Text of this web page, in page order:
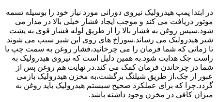
در ابتدا پمپ هیدرولیک نیروی دورانی مورد نیاز خود را بوسیله تسمه
موتور دریافت می کند و موجب ایجاد فشار خیلی بالا در مدار می
شود.سپس روغن به فشار بالا را از طریق لوله فشار قوی به پشت
شیر هیدرولیک می رساند.سوراخ های روی این شیر سبب می شوند
تا زمانی که شما فرمان را می چرخانید،فشار روغن به سمت چپ یا
راست جک هدایت شود.به همین دلیل است که نیروی هیدرولیک به
شما در چرخاندن فرمان کمک می کند.در نهایت هم روغن پس از
عبور از جک،از طریق شیلنگ برگشت،به مخزن هیدرولیک بازمی
گردد.چرا که برای عملکرد صحیح سیستم هیدرولیک باید روغن به
میزان کافی در مخزن وجود داشته باشد.